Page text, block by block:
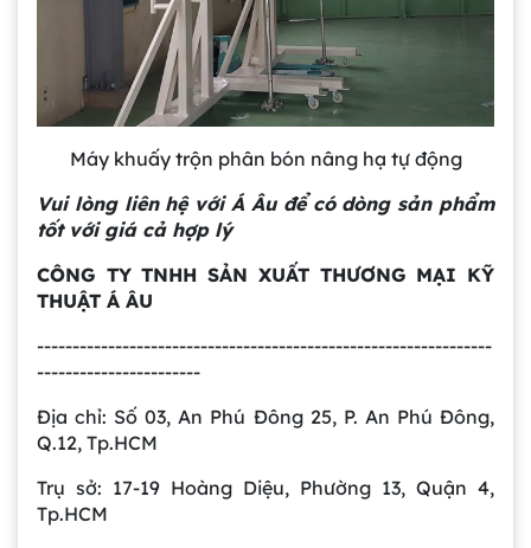
Máy khuấy trộn phân bón nâng hạ tự động
Vui lòng liên hệ với Á Âu để có dòng sản phẩm
tốt với giá cả hợp lý
CÔNG TY TNHH SẢN XUẤT THƯƠNG MẠI KỸ
THUẬT Á ÂU
----------------------------------------------------------------
-----------------------
Địa chỉ: Số 03, An Phú Đông 25, P. An Phú Đông,
Q.12, Tp.HCM
Trụ sở: 17-19 Hoàng Diệu, Phường 13, Quận 4,
Tp.HCM
Gia công bồn khuấy, silo chứa nguyên liệu
tại công ty Á Âu
Bồn khuấy công nghiệp là gì? Ứng dụng, cấu
tạo và cách chọn mua hiệu quả
Bồn Khuấy Phụ Gia Sơn - Giải Pháp Tối Ưu
Bồn khuấy thực phẩm 8000 lít là gì? Cấu tạo,
đặc điểm và lý do nên dùng inox
Trong ngành chế biến thực phẩm hiện
đại, việc đảm bảo chất lượng đồng đều